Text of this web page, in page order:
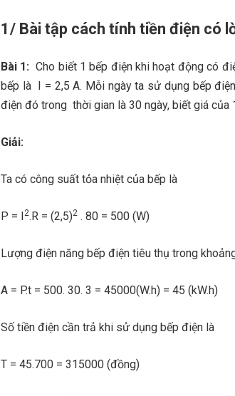
1/ Bài tập cách tính tiền điện có
Bài 1: Cho biết 1 bếp điện khi hoạt động có
bếp là I = 2,5 A. Mỗi ngày ta sử dụng bếp
điện đó trong thời gian là 30 ngày, biết giá của
Giải:
Ta có công suất tỏa nhiệt của bếp là
P = I2.R = (2,5)2 . 80 = 500 (W)
Lượng điện năng bếp điện tiêu thụ trong
A = P.t = 500. 30. 3 = 45000(W.h) = 45 (kW.h)
Số tiền điện cần trả khi sử dụng bếp điện là
T = 45.700 = 315000 (đồng)